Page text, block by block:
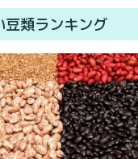
豆類ランキング